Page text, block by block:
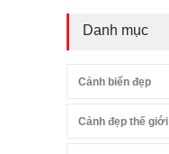
Danh mục
Cảnh biển đẹp
Cảnh đẹp thế giới